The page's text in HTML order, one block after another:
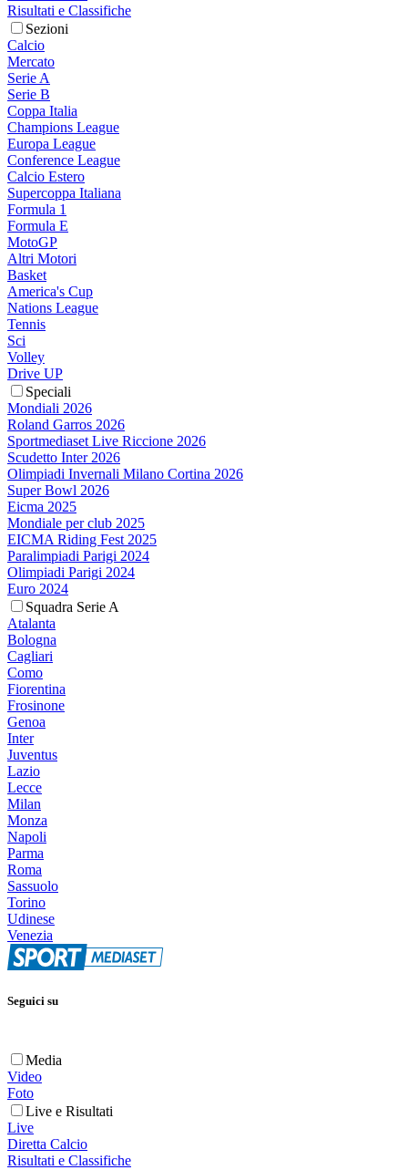
Risultati e Classifiche
Sezioni
Calcio
Mercato
Serie A
Serie B
Coppa Italia
Champions League
Europa League
Conference League
Calcio Estero
Supercoppa Italiana
Formula 1
Formula E
MotoGP
Altri Motori
Basket
America's Cup
Nations League
Tennis
Sci
Volley
Drive UP
Speciali
Mondiali 2026
Roland Garros 2026
Sportmediaset Live Riccione 2026
Scudetto Inter 2026
Olimpiadi Invernali Milano Cortina 2026
Super Bowl 2026
Eicma 2025
Mondiale per club 2025
EICMA Riding Fest 2025
Paralimpiadi Parigi 2024
Olimpiadi Parigi 2024
Euro 2024
Squadra Serie A
Atalanta
Bologna
Cagliari
Como
Fiorentina
Frosinone
Genoa
Inter
Juventus
Lazio
Lecce
Milan
Monza
Napoli
Parma
Roma
Sassuolo
Torino
Udinese
Venezia
Seguici su
Media
Video
Foto
Live e Risultati
Live
Diretta Calcio
Risultati e Classifiche